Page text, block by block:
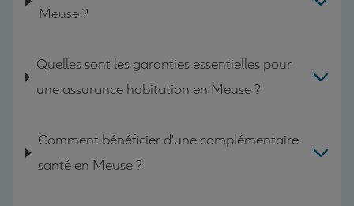
Meuse ?
Quelles sont les garanties essentielles pour
une assurance habitation en Meuse ?
Comment bénéficier d'une complémentaire
santé en Meuse ?